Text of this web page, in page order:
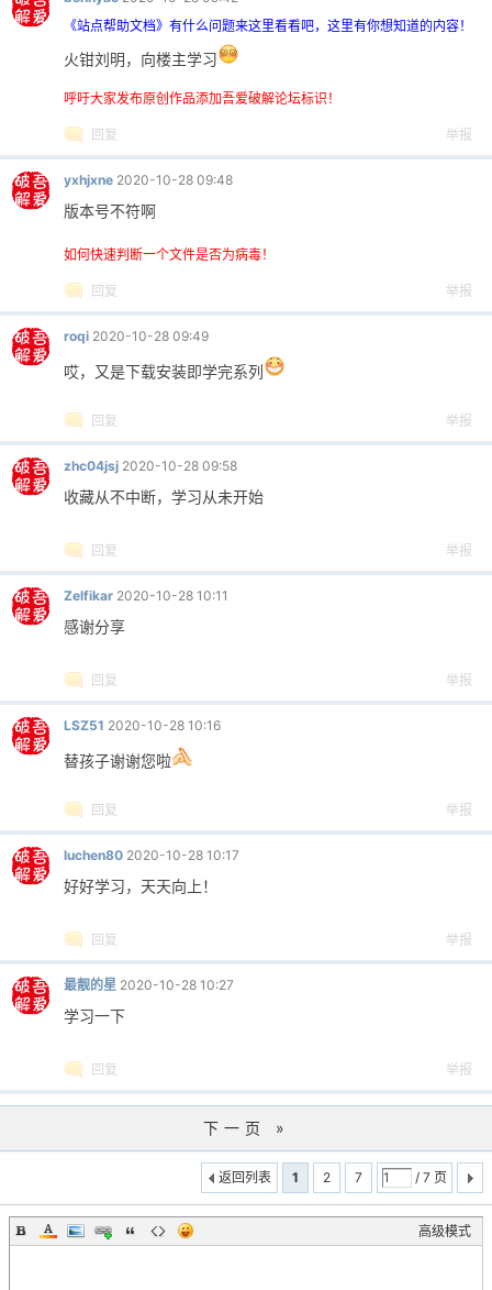
《站点帮助文档》有什么问题来这里看看吧，这里有你想知道的内容！
火钳刘明，向楼主学习
呼吁大家发布原创作品添加吾爱破解论坛标识！
回复 举报
yxhjxne 2020-10-28 09:48
版本号不符啊
如何快速判断一个文件是否为病毒！
回复 举报
roqi 2020-10-28 09:49
哎，又是下载安装即学完系列
回复 举报
zhc04jsj 2020-10-28 09:58
收藏从不中断，学习从未开始
回复 举报
Zelfikar 2020-10-28 10:11
感谢分享
回复 举报
LSZ51 2020-10-28 10:16
替孩子谢谢您啦
回复 举报
luchen80 2020-10-28 10:17
好好学习，天天向上！
回复 举报
最靓的星 2020-10-28 10:27
学习一下
回复 举报
下一页 »
1 2 7 / 7 页
返回列表
高级模式